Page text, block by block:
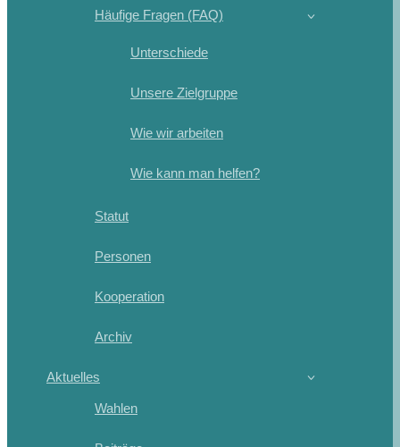
Häufige Fragen (FAQ)
Unterschiede
Unsere Zielgruppe
Wie wir arbeiten
Wie kann man helfen?
Statut
Personen
Kooperation
Archiv
Aktuelles
Wahlen